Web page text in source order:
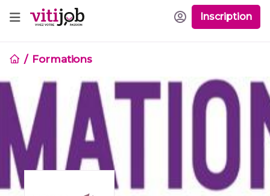
Inscription
Formations